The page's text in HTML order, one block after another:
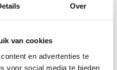
Over
van cookies
en advertenties te
voor social media te bieden
dan kan je terecht in de
in goede handen.